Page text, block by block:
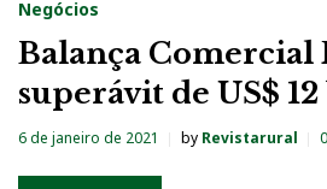
e
i
r
o
d
Negócios
Balança Comercial
superávit de US$
6 de janeiro de 2021 by Revistarural 0